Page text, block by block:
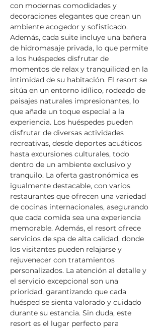
con modernas comodidades y
decoraciones elegantes que crean un
ambiente acogedor y sofisticado.
Además, cada suite incluye una bañera
de hidromasaje privada, lo que permite
a los huéspedes disfrutar de
momentos de relax y tranquilidad en la
intimidad de su habitación. El resort se
sitúa en un entorno idílico, rodeado de
paisajes naturales impresionantes, lo
que añade un toque especial a la
experiencia. Los huéspedes pueden
disfrutar de diversas actividades
recreativas, desde deportes acuáticos
hasta excursiones culturales, todo
dentro de un ambiente exclusivo y
tranquilo. La oferta gastronómica es
igualmente destacable, con varios
restaurantes que ofrecen una variedad
de cocinas internacionales, asegurando
que cada comida sea una experiencia
memorable. Además, el resort ofrece
servicios de spa de alta calidad, donde
los visitantes pueden relajarse y
rejuvenecer con tratamientos
personalizados. La atención al detalle y
el servicio excepcional son una
prioridad, garantizando que cada
huésped se sienta valorado y cuidado
durante su estancia. Sin duda, este
resort es el lugar perfecto para